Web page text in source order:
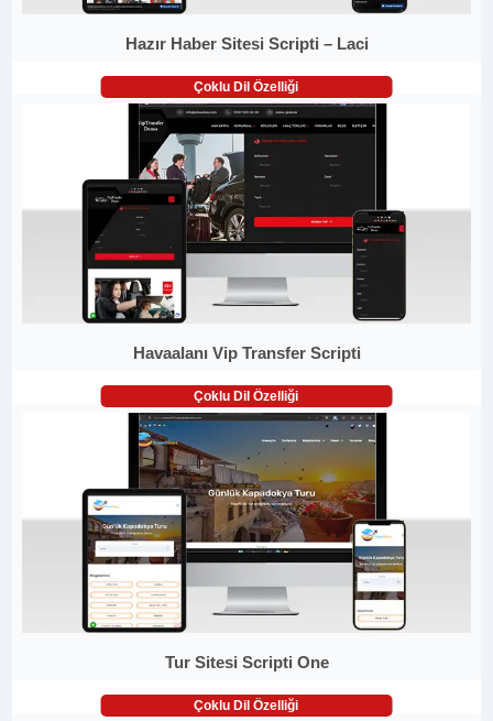
Hazır Haber Sitesi Scripti – Laci
Çoklu Dil Özelliği
Havaalanı Vip Transfer Scripti
Çoklu Dil Özelliği
Tur Sitesi Scripti One
Çoklu Dil Özelliği